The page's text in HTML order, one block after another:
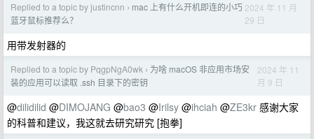
Replied to a topic by justincnn › mac 上有什么开机即连的小巧
蓝牙鼠标推荐么？
2024 年 11 月
29 日
用带发射器的
Replied to a topic by PqgpNgA0wk › 为啥 macOS 非应用市场安
装的应用可以读取 .ssh 目录下的密钥
2024 年 11
月 9 日
@dilidilid @DIMOJANG @bao3 @Irilsy @ihciah @ZE3kr 感谢大家
的科普和建议，我这就去研究研究 [抱拳]